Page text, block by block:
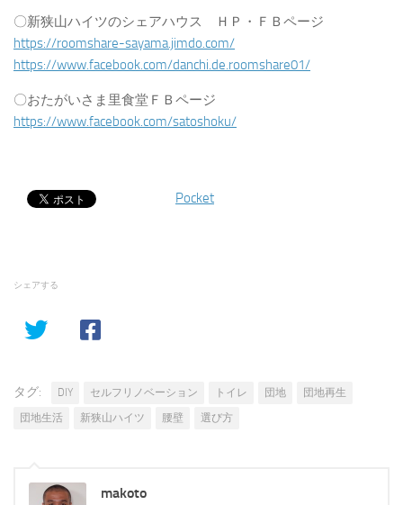
〇新狭山ハイツのシェアハウス ＨＰ・ＦＢページ
https://roomshare-sayama.jimdo.com/
https://www.facebook.com/danchi.de.roomshare01/
〇おたがいさま里食堂ＦＢページ
https://www.facebook.com/satoshoku/
Pocket
シェアする
タグ: DIY セルフリノベーション トイレ 団地
団地再生
団地生活
新狭山ハイツ 腰壁 選び方
makoto